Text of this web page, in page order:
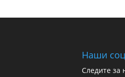
Наши
Следите за